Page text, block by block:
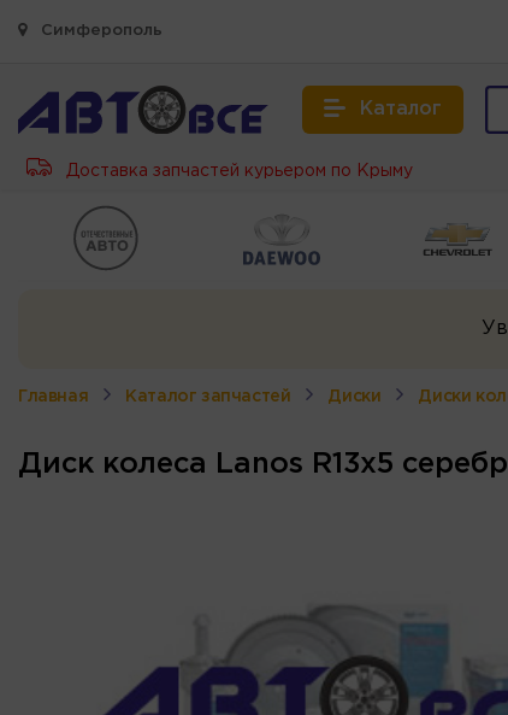
Симферополь
Каталог
Доставка запчастей курьером по Крыму
Главная Каталог запчастей Диски Диски
Диск колеса Lanos R13x5